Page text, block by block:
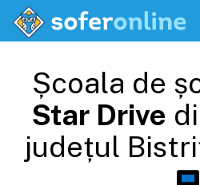
Școala de
Star Drive
județul